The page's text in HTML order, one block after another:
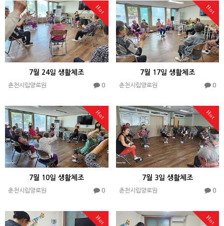
Hot
7월 24일 생활체조
춘천시립양로원 0
Hot
7월 17일 생활체조
춘천시립양로원 0
Hot
7월 10일 생활체조
춘천시립양로원 0
Hot
7월 3일 생활체조
춘천시립양로원 0
Hot Hot